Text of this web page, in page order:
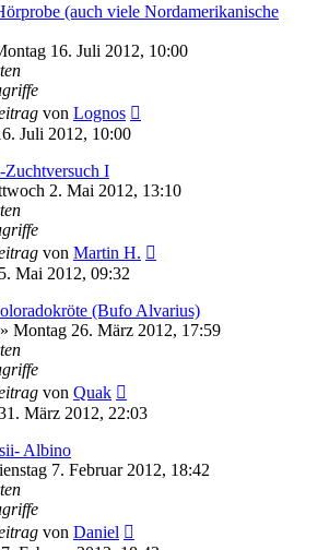
(auch viele Nordamerikanische
16. Juli 2012, 10:00
von Lognos
Juli 2012, 10:00
Zuchtversuch I
2. Mai 2012, 13:10
von Martin H.
Mai 2012, 09:32
(Bufo Alvarius)
» Montag 26. März 2012, 17:59
von Quak
März 2012, 22:03
Albino
7. Februar 2012, 18:42
von Daniel